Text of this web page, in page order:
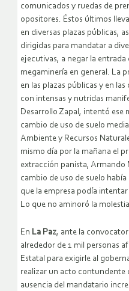
comunicados y ruedas de
opositores. Éstos últimos
en diversas plazas públicas,
dirigidas para mandatar a
ejecutivas, a negar la
megaminería en general. La
en las plazas públicas y en
con intensas y nutridas
Desarrollo Zapal, intentó ese
cambio de uso de suelo
Ambiente y Recursos
mismo día por la mañana el
extracción panista, Armando
cambio de uso de suelo
que la empresa podía
Lo que no aminoró la
En La Paz, ante la
alrededor de 1 mil personas
Estatal para exigirle al
realizar un acto contundente
ausencia del mandatario